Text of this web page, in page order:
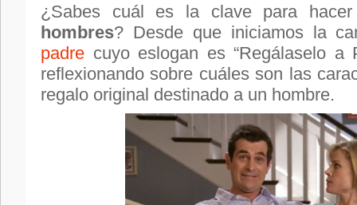
¿Sabes cuál es la clave para
hombres? Desde que iniciamos la
padre cuyo eslogan es “Regálaselo a
reflexionando sobre cuáles son las
regalo original destinado a un hombre.